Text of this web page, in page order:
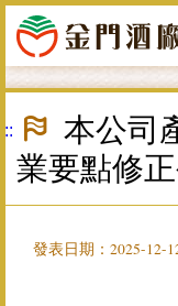
跳
主
:::
本公司
業要點修
發表日期：2025-12-